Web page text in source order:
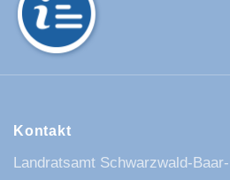
Kontakt
Landratsamt Schwarzwald-